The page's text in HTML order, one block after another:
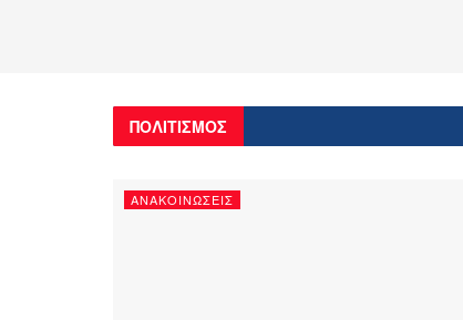
ΠΟΛΙΤΙΣΜΟΣ
ΑΝΑΚΟΙΝΏΣΕΙΣ